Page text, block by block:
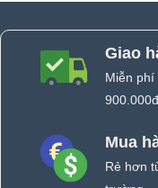
Giao
Miễn
900.000đ
Mua
Rẻ hơn